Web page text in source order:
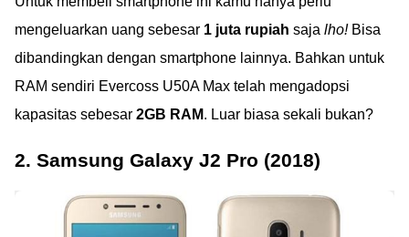
mengeluarkan uang sebesar 1 juta rupiah saja lho!Bisa
dibandingkan dengan smartphone lainnya. Bahkan untuk
RAM sendiri Evercoss U50A Max telah mengadopsi
kapasitas sebesar 2GB RAM. Luar biasa sekali bukan?
2. Samsung Galaxy J2 Pro (2018)